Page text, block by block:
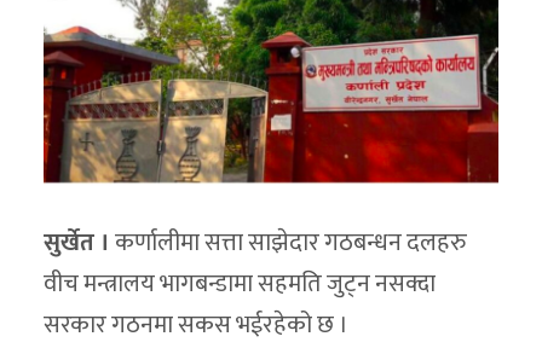
सुर्खेत । कर्णालीमा सत्ता साझेदार गठबन्धन दलहरु
वीच मन्त्रालय भागबन्डामा सहमति जुट्न नसक्दा
सरकार गठनमा सकस भईरहेको छ ।